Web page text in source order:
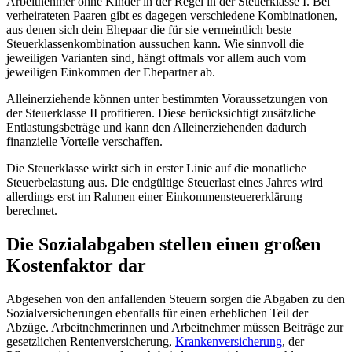
verheirateten Paaren gibt es dagegen verschiedene Kombinationen,
aus denen sich dein Ehepaar die für sie vermeintlich beste
Steuerklassenkombination aussuchen kann. Wie sinnvoll die
jeweiligen Varianten sind, hängt oftmals vor allem auch vom
jeweiligen Einkommen der Ehepartner ab.
Alleinerziehende können unter bestimmten Voraussetzungen von
der Steuerklasse II profitieren. Diese berücksichtigt zusätzliche
Entlastungsbeträge und kann den Alleinerziehenden dadurch
finanzielle Vorteile verschaffen.
Die Steuerklasse wirkt sich in erster Linie auf die monatliche
Steuerbelastung aus. Die endgültige Steuerlast eines Jahres wird
allerdings erst im Rahmen einer Einkommensteuererklärung
berechnet.
Die Sozialabgaben stellen einen großen
Kostenfaktor dar
Abgesehen von den anfallenden Steuern sorgen die Abgaben zu den
Sozialversicherungen ebenfalls für einen erheblichen Teil der
Abzüge. Arbeitnehmerinnen und Arbeitnehmer müssen Beiträge zur
gesetzlichen Rentenversicherung, Krankenversicherung, der